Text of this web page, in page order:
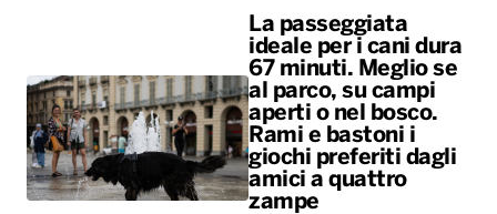
La passeggiata
ideale per i cani dura
67 minuti. Meglio se
al parco, su campi
aperti o nel bosco.
Rami e bastoni i
giochi preferiti dagli
amici a quattro
zampe